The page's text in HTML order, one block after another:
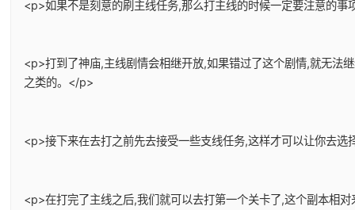
<p>如果不是刻意的刷主线任务,那么打主线的时候一定要注意的
<p>打到了神庙,主线剧情会相继开放,如果错过了这个剧情,就无法
之类的。</p>
<p>接下来在去打之前先去接受一些支线任务,这样才可以让你去
<p>在打完了主线之后,我们就可以去打第一个关卡了,这个副本相